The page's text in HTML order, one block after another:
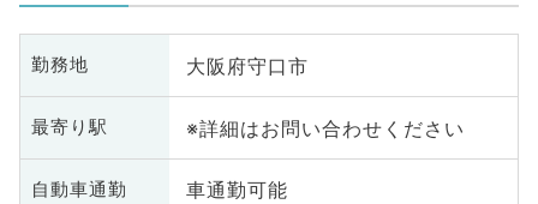
勤務地 大阪府守口市
最寄り駅 ※詳細はお問い合わせください
自動車通勤 車通勤可能